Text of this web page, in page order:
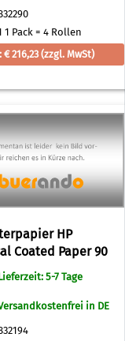
1 Pack = 4 Rollen
€ 216,23(zzgl. MwSt)
HP
Coated Paper 90
mm x 45,7 m
5-7 Tage
in DE